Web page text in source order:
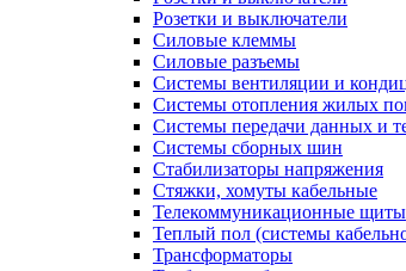
Розетки и выключатели
Силовые клеммы
Силовые разъемы
Системы вентиляции и
Системы отопления жилых
Системы передачи данных и
Системы сборных шин
Стабилизаторы напряжения
Стяжки, хомуты кабельные
Телекоммуникационные щиты
Теплый пол (системы
Трансформаторы